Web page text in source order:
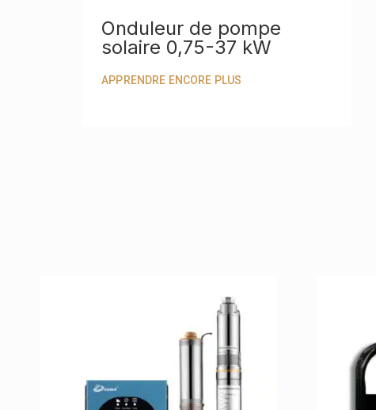
Onduleur de pompe
solaire 0,75-37 kW
APPRENDRE ENCORE PLUS